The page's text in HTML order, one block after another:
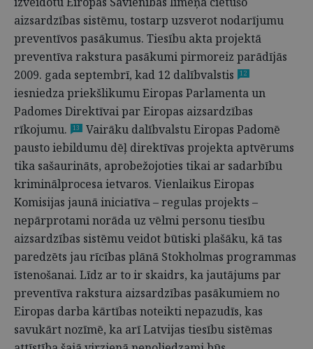
aizsardzības sistēmu, tostarp uzsverot nodarījumu
preventīvos pasākumus. Tiesību akta projektā
preventīva rakstura pasākumi pirmoreiz parādījās
2009. gada septembrī, kad 12 dalībvalstis
12
iesniedza priekšlikumu Eiropas Parlamenta un
Padomes Direktīvai par Eiropas aizsardzības
rīkojumu.
13
Vairāku dalībvalstu Eiropas Padomē
pausto iebildumu dēļ direktīvas projekta aptvērums
tika sašaurināts, aprobežojoties tikai ar sadarbību
kriminālprocesa ietvaros. Vienlaikus Eiropas
Komisijas jaunā iniciatīva – regulas projekts –
nepārprotami norāda uz vēlmi personu tiesību
aizsardzības sistēmu veidot būtiski plašāku, kā tas
paredzēts jau rīcības plānā Stokholmas programmas
īstenošanai. Līdz ar to ir skaidrs, ka jautājums par
preventīva rakstura aizsardzības pasākumiem no
Eiropas darba kārtības noteikti nepazudīs, kas
savukārt nozīmē, ka arī Latvijas tiesību sistēmas